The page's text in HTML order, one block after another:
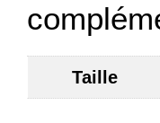
Taille